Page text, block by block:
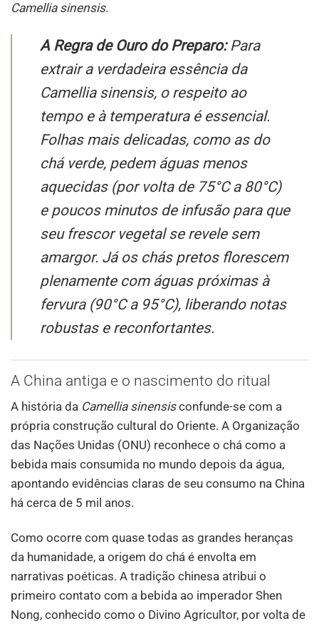
Camellia sinensis.
A Regra de Ouro do Preparo:Para
extrair a verdadeira essência da
Camellia sinensis, o respeito ao
tempo e à temperatura é essencial.
Folhas mais delicadas, como as do
chá verde, pedem águas menos
aquecidas (por volta de 75°C a 80°C)
e poucos minutos de infusão para que
seu frescor vegetal se revele sem
amargor. Já os chás pretos florescem
plenamente com águas próximas à
fervura (90°C a 95°C), liberando notas
robustas e reconfortantes.
A China antiga e o nascimento do ritual
A história da Camellia sinensisconfunde-se com a
própria construção cultural do Oriente. A Organização
das Nações Unidas (ONU) reconhece o chá como a
bebida mais consumida no mundo depois da água,
apontando evidências claras de seu consumo na China
há cerca de 5 mil anos.
Como ocorre com quase todas as grandes heranças
da humanidade, a origem do chá é envolta em
narrativas poéticas. A tradição chinesa atribui o
primeiro contato com a bebida ao imperador Shen
Nong, conhecido como o Divino Agricultor, por volta de